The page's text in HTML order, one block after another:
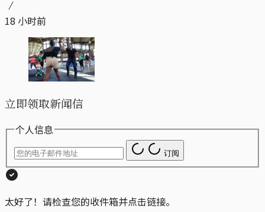
18 小时前
立即领取新闻信
个人信息
订阅
太好了！请检查您的收件箱并点击链接。